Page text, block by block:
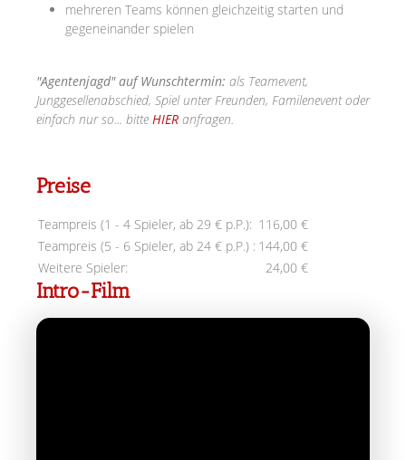
mehreren Teams können gleichzeitig starten und
gegeneinander spielen
"Agentenjagd" auf Wunschtermin: als Teamevent,
Junggesellenabschied, Spiel unter Freunden, Familenevent oder
einfach nur so... bitte HIER anfragen.
Preise
Teampreis (1 - 4 Spieler, ab 29 € p.P.): 116,00 €
Teampreis (5 - 6 Spieler, ab 24 € p.P.) : 144,00 €
Weitere Spieler:
24,00 €
Intro-Film